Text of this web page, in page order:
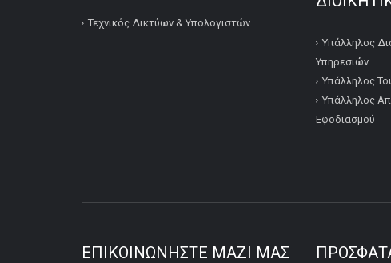
Τεχνικός Δικτύων & Υπολογιστών
Υπάλληλος
Υπηρεσιών
Υπάλληλος
Υπάλληλος
Εφοδιασμού
ΕΠΙΚΟΙΝΩΝΉΣΤΕ ΜΑΖΊ ΜΑΣ